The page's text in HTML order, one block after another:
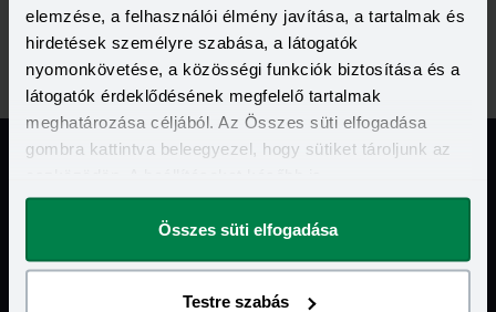
elemzése, a felhasználói élmény javítása, a tartalmak és
hirdetések személyre szabása, a látogatók
nyomonkövetése, a közösségi funkciók biztosítása és a
látogatók érdeklődésének megfelelő tartalmak
meghatározása céljából. Az Összes süti elfogadása
gombra kattintva beleegyezel, hogy sütiket tároljunk az
megváltoztathatod.
Összes süti elfogadása
Testre szabás
Jogi Dokumentumok
Kapcsolat